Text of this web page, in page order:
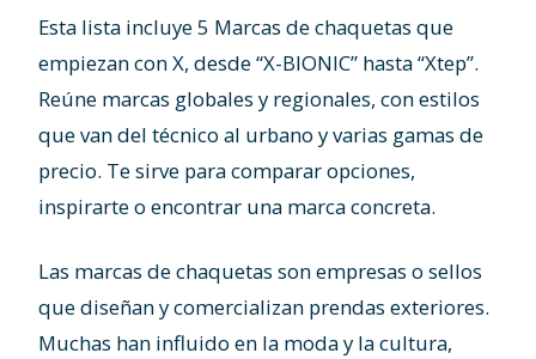
Esta lista incluye 5 Marcas de chaquetas que
empiezan con X, desde “X-BIONIC” hasta “Xtep”.
Reúne marcas globales y regionales, con estilos
que van del técnico al urbano y varias gamas de
precio. Te sirve para comparar opciones,
inspirarte o encontrar una marca concreta.
Las marcas de chaquetas son empresas o sellos
que diseñan y comercializan prendas exteriores.
Muchas han influido en la moda y la cultura,